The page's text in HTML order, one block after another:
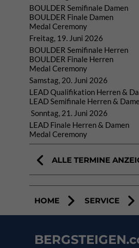
BOULDER
BOULDER Finale Damen
Medal Ceremony
Freitag, 19. Juni 2026
BOULDER
BOULDER Finale Herren
Medal Ceremony
Samstag, 20. Juni 2026
LEAD Qualifikation
LEAD Semifinale Herren &
Sonntag, 21. Juni 2026
LEAD Finale Herren
Medal Ceremony
ALLE TERMINE
HOME SERVICE